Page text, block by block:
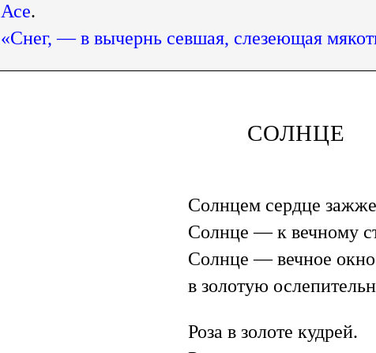
Асе.
«Снег, — в вычернь севшая, слезеющая
СОЛНЦЕ
Солнцем сердце
Солнце — к вечному
Солнце — вечное окно
в золотую
Роза в золоте кудрей.